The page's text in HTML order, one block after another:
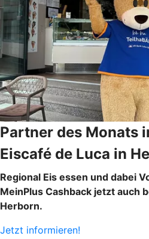
Partner des Monats
Eiscafé de Luca in
Regional Eis essen und dabei
MeinPlus Cashback jetzt auch
Herborn.
Jetzt informieren!